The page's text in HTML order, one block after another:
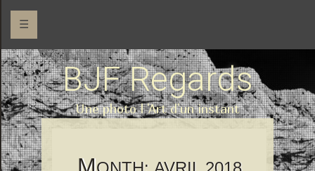
☰
BJF Regards
Une photo l 'Art d'un instant